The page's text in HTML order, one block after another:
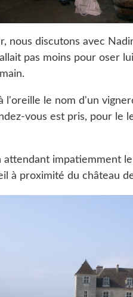
nous discutons avec
pas moins pour oser
l'oreille le nom d'un
vous est pris, pour le
attendant impatiemment
à proximité du château